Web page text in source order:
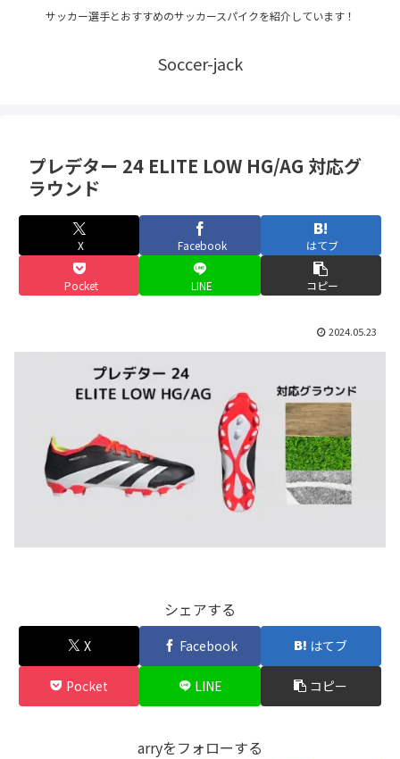
サッカー選手とおすすめのサッカースパイクを紹介しています！
Soccer-jack
プレデター 24 ELITE LOW HG/AG 対応グ
ラウンド
X Facebook はてブ
Pocket LINE コピー
2024.05.23
シェアする
X Facebook はてブ
Pocket LINE コピー
arryをフォローする